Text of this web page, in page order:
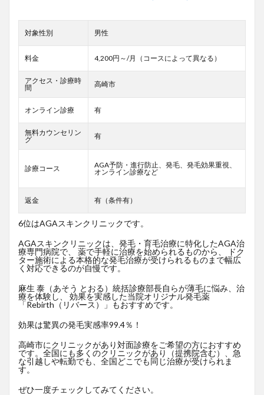
対象性別 男性
料金 4,200円～/月（コースによって異なる）
アクセス・診療時
間
高崎市
オンライン診療 有
無料カウンセリン
グ
有
診療コース
AGA予防・進行防止、発毛、発毛効果重視、
オンライン診療など
返金 有（条件有）
6位はAGAスキンクリニックです。
AGAスキンクリニックは、発毛・育毛治療に特化したAGA治
療専門病院で、 薬で手軽に治療を始められるものから、 ドク
ター施術による本格的な発毛治療が受けられるものまで幅広
く対応できるのが自慢です。
麻生 泰（あそう とおる）統括診療部長自らが薄毛に悩み、治
療を体験し、 効果を実感した当院オリジナル発毛薬
「Rebirth（リバース）」もおすすめです。
効果は驚異の発毛実感率99.4％！
高崎市にクリニックがあり対面診療をご希望の方におすすめ
です。全国にも多くのクリニックがあり（提携院含む）、急
な引越しや転勤でも、全国どこでも同じ治療が受けられま
す。
ぜひ一度チェックしてみてください。